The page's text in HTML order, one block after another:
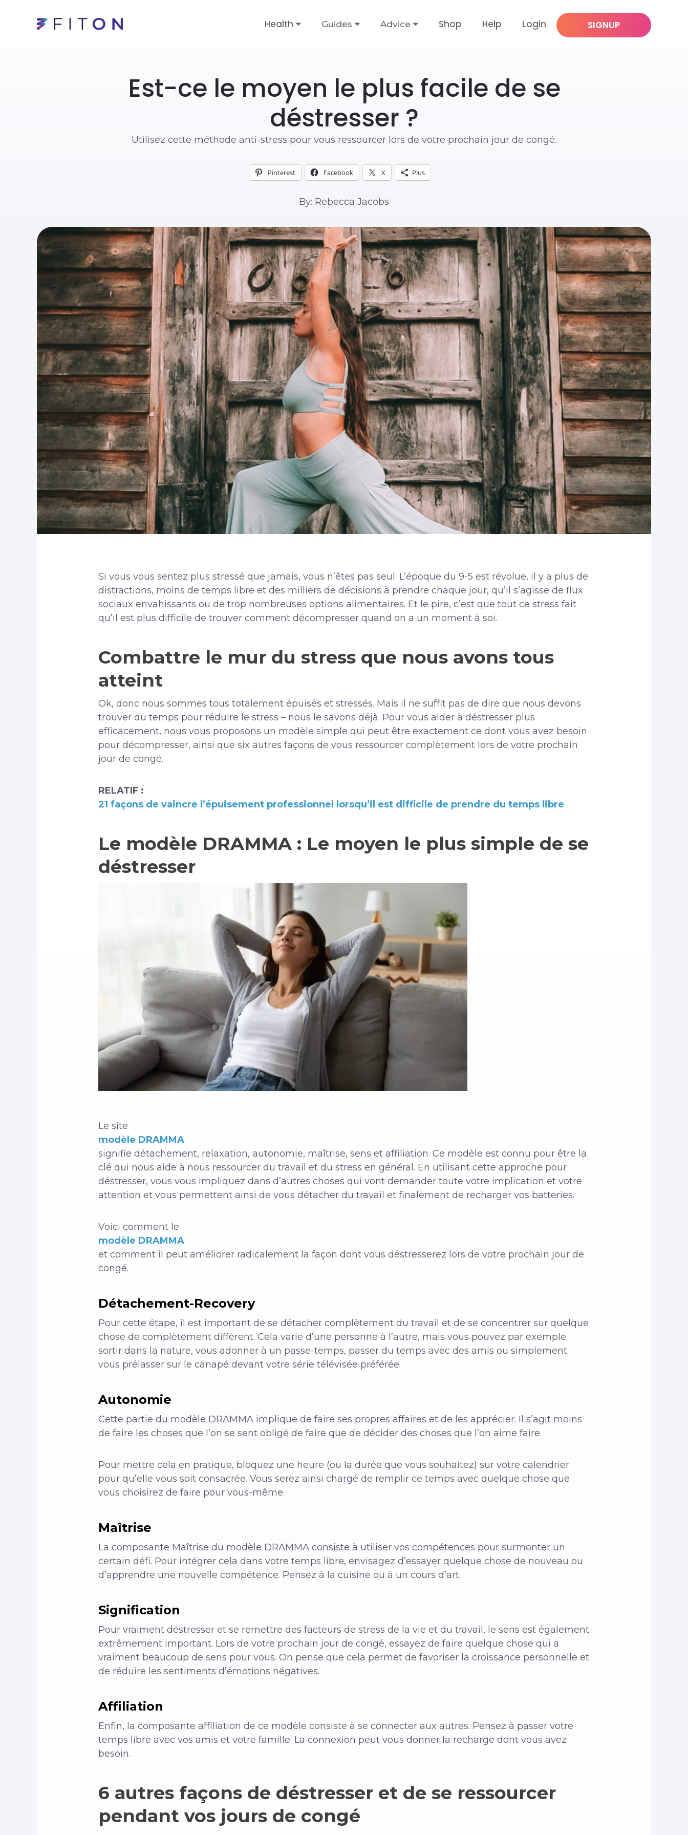
Health Guides Advice Shop Help Login SIGNUP
Est-ce le moyen le plus facile de se
déstresser ?
Utilisez cette méthode anti-stress pour vous ressourcer lors de votre prochain jour de congé.
Pinterest Facebook X Plus
By: Rebecca Jacobs
Si vous vous sentez plus stressé que jamais, vous n’êtes pas seul. L’époque du 9-5 est révolue, il y a plus de
distractions, moins de temps libre et des milliers de décisions à prendre chaque jour, qu’il s’agisse de flux
sociaux envahissants ou de trop nombreuses options alimentaires. Et le pire, c’est que tout ce stress fait
qu’il est plus difficile de trouver comment décompresser quand on a un moment à soi.
Combattre le mur du stress que nous avons tous
atteint
Ok, donc nous sommes tous totalement épuisés et stressés. Mais il ne suffit pas de dire que nous devons
trouver du temps pour réduire le stress – nous le savons déjà. Pour vous aider à déstresser plus
efficacement, nous vous proposons un modèle simple qui peut être exactement ce dont vous avez besoin
pour décompresser, ainsi que six autres façons de vous ressourcer complètement lors de votre prochain
jour de congé.
RELATIF :
21 façons de vaincre l’épuisement professionnel lorsqu’il est difficile de prendre du temps libre
Le modèle DRAMMA : Le moyen le plus simple de se
déstresser
Le site
modèle DRAMMA
signifie détachement, relaxation, autonomie, maîtrise, sens et affiliation. Ce modèle est connu pour être la
clé qui nous aide à nous ressourcer du travail et du stress en général. En utilisant cette approche pour
déstresser, vous vous impliquez dans d’autres choses qui vont demander toute votre implication et votre
attention et vous permettent ainsi de vous détacher du travail et finalement de recharger vos batteries.
Voici comment le
modèle DRAMMA
et comment il peut améliorer radicalement la façon dont vous déstresserez lors de votre prochain jour de
congé.
Détachement-Recovery
Pour cette étape, il est important de se détacher complètement du travail et de se concentrer sur quelque
chose de complètement différent. Cela varie d’une personne à l’autre, mais vous pouvez par exemple
sortir dans la nature, vous adonner à un passe-temps, passer du temps avec des amis ou simplement
vous prélasser sur le canapé devant votre série télévisée préférée.
Autonomie
Cette partie du modèle DRAMMA implique de faire ses propres affaires et de les apprécier. Il s’agit moins
de faire les choses que l’on se sent obligé de faire que de décider des choses que l’on aime faire.
Pour mettre cela en pratique, bloquez une heure (ou la durée que vous souhaitez) sur votre calendrier
pour qu’elle vous soit consacrée. Vous serez ainsi chargé de remplir ce temps avec quelque chose que
vous choisirez de faire pour vous-même.
Maîtrise
La composante Maîtrise du modèle DRAMMA consiste à utiliser vos compétences pour surmonter un
certain défi. Pour intégrer cela dans votre temps libre, envisagez d’essayer quelque chose de nouveau ou
d’apprendre une nouvelle compétence. Pensez à la cuisine ou à un cours d’art.
Signification
Pour vraiment déstresser et se remettre des facteurs de stress de la vie et du travail, le sens est également
extrêmement important. Lors de votre prochain jour de congé, essayez de faire quelque chose qui a
vraiment beaucoup de sens pour vous. On pense que cela permet de favoriser la croissance personnelle et
de réduire les sentiments d’émotions négatives.
Affiliation
Enfin, la composante affiliation de ce modèle consiste à se connecter aux autres. Pensez à passer votre
temps libre avec vos amis et votre famille. La connexion peut vous donner la recharge dont vous avez
besoin.
6 autres façons de déstresser et de se ressourcer
pendant vos jours de congé